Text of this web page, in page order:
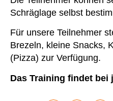
Schräglage selbst
Für unsere Teilnehmer
Brezeln, kleine Snacks,
(Pizza) zur Verfügung.
Das Training findet bei